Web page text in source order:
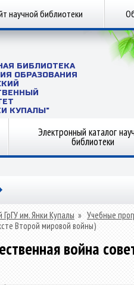
научной библиотеки
БИБЛИОТЕКА
ОБРАЗОВАНИЯ
КУПАЛЫ"
Электронный каталог
библиотеки
ГрГУ им. Янки Купалы » Учебные
Второй мировой войны)
война